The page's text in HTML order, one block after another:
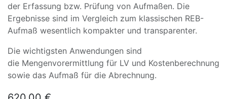
der Erfassung bzw. Prüfung von Aufmaßen. Die
Ergebnisse sind im Vergleich zum klassischen REB-
Aufmaß wesentlich kompakter und transparenter.
Die wichtigsten Anwendungen sind
die Mengenvorermittlung für LV und Kostenberechnung
sowie das Aufmaß für die Abrechnung.